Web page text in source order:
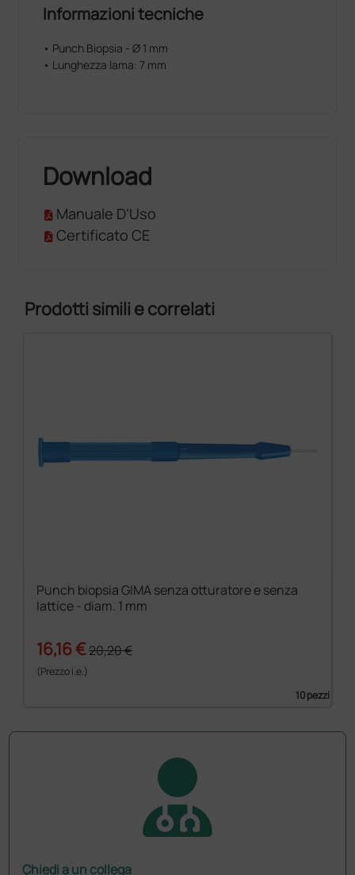
Informazioni tecniche
• Punch Biopsia - Ø 1 mm
• Lunghezza lama: 7 mm
Download
Manuale D'Uso
Certificato CE
Prodotti simili e correlati
Punch biopsia GIMA senza otturatore e senza
lattice - diam. 1 mm
16,16 €20,20 €
(Prezzo i.e.)
10 pezzi
Chiedi a un collega